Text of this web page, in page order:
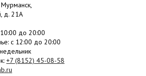
д. 21А
10:00 до 20:00
: c 12:00 до 20:00
+7 (8152) 45-08-58